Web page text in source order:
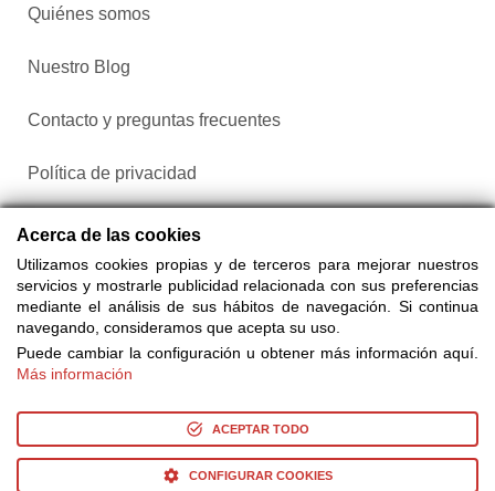
Quiénes somos
Nuestro Blog
Contacto y preguntas frecuentes
Política de privacidad
Configurar cookies
de 25 proveedores
© Copyright 2014-2026 Ociocultura Network SL. - All Rights
Acerca de las cookies
Utilizamos cookies propias y de terceros para mejorar nuestros
servicios y mostrarle publicidad relacionada con sus preferencias
mediante el análisis de sus hábitos de navegación. Si continua
navegando, consideramos que acepta su uso.
Puede cambiar la configuración u obtener más información aquí.
Más información
ACEPTAR TODO
CONFIGURAR COOKIES